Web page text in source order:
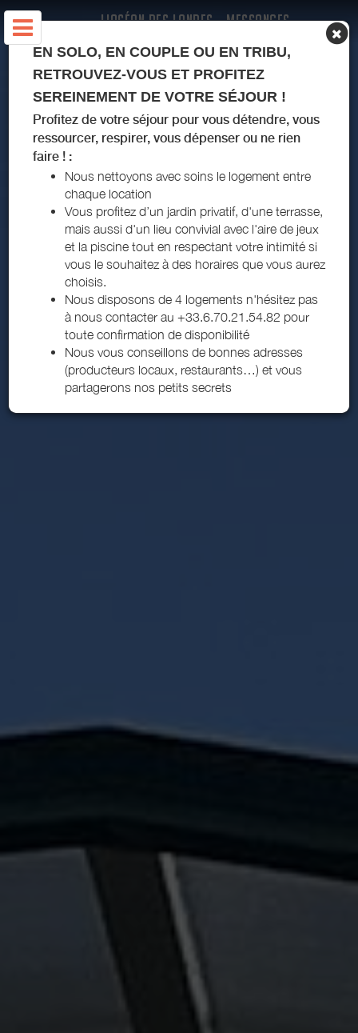
L'OCÉAN DES LANDES - MESSANGES
EN SOLO, EN COUPLE OU EN TRIBU,
RETROUVEZ-VOUS ET PROFITEZ
SEREINEMENT DE VOTRE SÉJOUR !
Profitez de votre séjour pour vous détendre, vous
ressourcer, respirer, vous dépenser ou ne rien
faire ! :
Nous nettoyons avec soins le logement entre
chaque location
Vous profitez d’un jardin privatif, d'une terrasse,
mais aussi d'un lieu convivial avec l'aire de jeux
et la piscine tout en respectant votre intimité si
vous le souhaitez à des horaires que vous aurez
choisis.
Nous disposons de 4 logements n'hésitez pas
à nous contacter au +33.6.70.21.54.82 pour
toute confirmation de disponibilité
Nous vous conseillons de bonnes adresses
(producteurs locaux, restaurants…) et vous
partagerons nos petits secrets